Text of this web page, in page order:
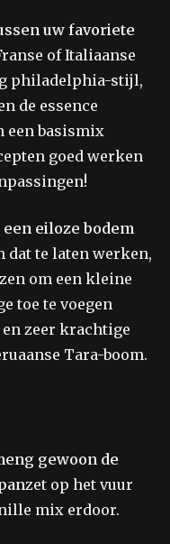
uw favoriete
of Italiaanse
philadelphia-stijl,
de essence
een basismix
goed werken
eiloze bodem
dat te laten werken,
om een ​​kleine
toe te voegen
zeer krachtige
Tara-boom.
gewoon de
zet op het vuur
mix erdoor.